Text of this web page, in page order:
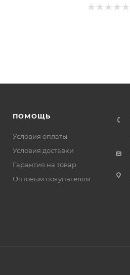
ПОМОЩЬ
Условия оплаты
Условия доставки
Гарантия на товар
Оптовым покупателям